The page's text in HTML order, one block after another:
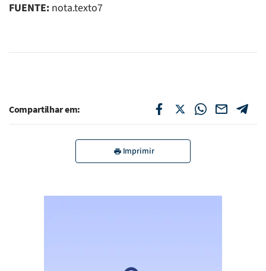
FUENTE: nota.texto7
Compartilhar em:
Imprimir